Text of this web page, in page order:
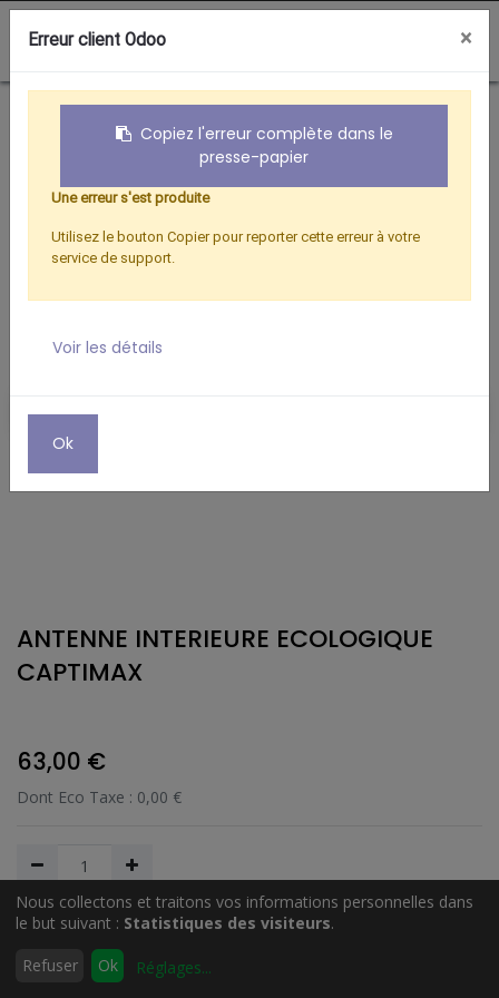
Rechercher
0
Boutique
ANTENNE INTERIEURE ECOLOGIQUE CAPTIMAX
ANTENNE INTERIEURE ECOLOGIQUE
CAPTIMAX
63,00 €
Dont Eco Taxe : 0,00 €
Ajouter au Panier
Nous collectons et traitons vos informations personnelles dans
le but suivant : Statistiques des visiteurs.
Refuser Ok Réglages...
Erreur client Odoo ×
Copiez l'erreur complète dans le
presse-papier
Une erreur s'est produite
Utilisez le bouton Copier pour reporter cette erreur à votre
service de support.
Voir les détails
Ok